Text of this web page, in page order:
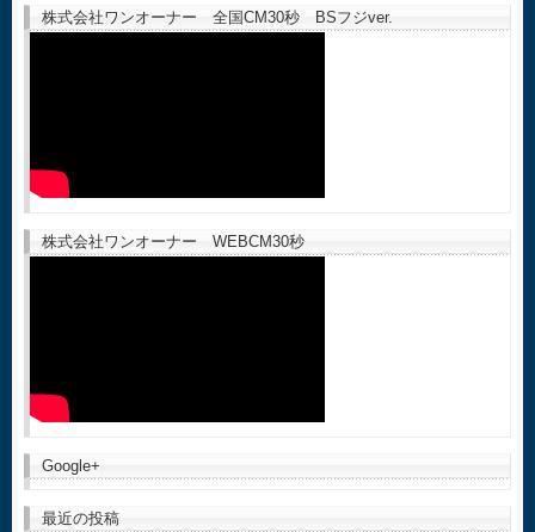
株式会社ワンオーナー 全国CM30秒 BSフジver.
株式会社ワンオーナー WEBCM30秒
Google+
最近の投稿